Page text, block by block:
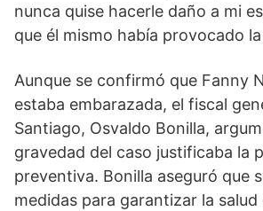
nunca quise hacerle daño a mi
que él mismo había provocado
Aunque se confirmó que Fanny
estaba embarazada, el fiscal
Santiago, Osvaldo Bonilla,
gravedad del caso justificaba la
preventiva. Bonilla aseguró que
medidas para garantizar la salud